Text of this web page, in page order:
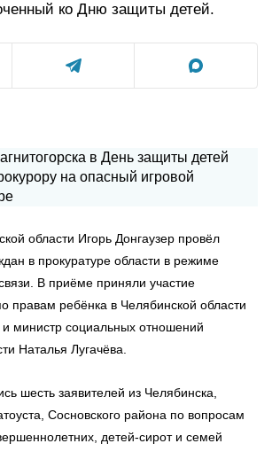
ко Дню защиты детей.
области Игорь Донгаузер провёл
в прокуратуре области в режиме
В приёме приняли участие
правам ребёнка в Челябинской области
министр социальных отношений
Наталья Лугачёва.
шесть заявителей из Челябинска,
Сосновского района по вопросам
детей-сирот и семей